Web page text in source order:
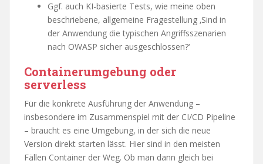
Ggf. auch KI-basierte Tests, wie meine oben
beschriebene, allgemeine Fragestellung ‚Sind in
der Anwendung die typischen Angriffsszenarien
nach OWASP sicher ausgeschlossen?‘
Containerumgebung oder
serverless
Für die konkrete Ausführung der Anwendung –
insbesondere im Zusammenspiel mit der CI/CD Pipeline
– braucht es eine Umgebung, in der sich die neue
Version direkt starten lässt. Hier sind in den meisten
Fällen Container der Weg. Ob man dann gleich bei